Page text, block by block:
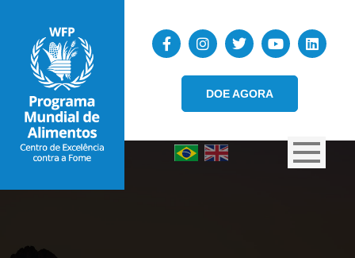
DOE AGORA